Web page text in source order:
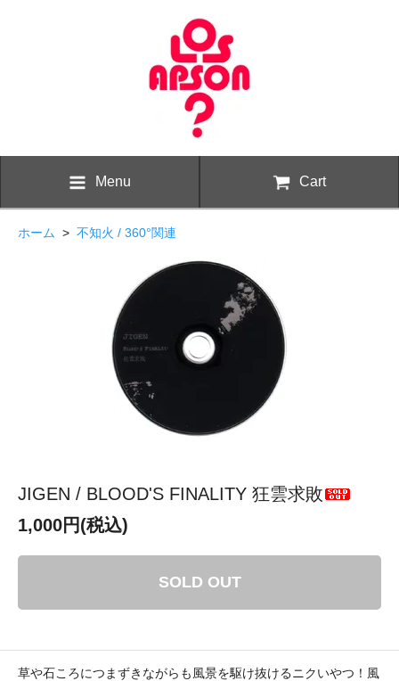
Menu Cart
ホーム > 不知火 / 360°関連
JIGEN / BLOOD'S FINALITY 狂雲求敗
1,000円(税込)
SOLD OUT
草や石ころにつまずきながらも風景を駆け抜けるニクいやつ！風